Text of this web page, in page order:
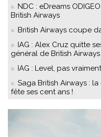
NDC : eDreams
British Airways
British Airways coupe
IAG : Alex Cruz quitte
général de British Airways
IAG : Level, pas
Saga British Airways :
fête ses cent ans !